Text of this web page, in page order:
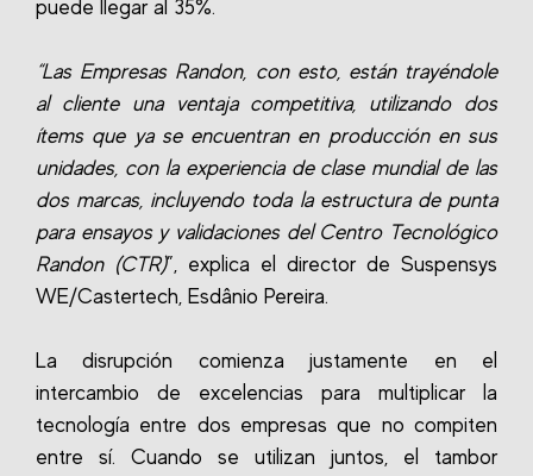
puede llegar al 35%.
“Las Empresas Randon, con esto, están trayéndole
al cliente una ventaja competitiva, utilizando dos
ítems que ya se encuentran en producción en sus
unidades, con la experiencia de clase mundial de las
dos marcas, incluyendo toda la estructura de punta
para ensayos y validaciones del Centro Tecnológico
Randon (CTR)”, explica el director de Suspensys
WE/Castertech, Esdânio Pereira.
La disrupción comienza justamente en el
intercambio de excelencias para multiplicar la
tecnología entre dos empresas que no compiten
entre sí. Cuando se utilizan juntos, el tambor